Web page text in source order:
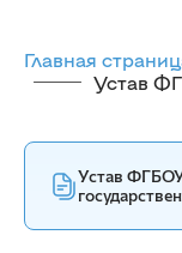
Главная
Устав
Устав